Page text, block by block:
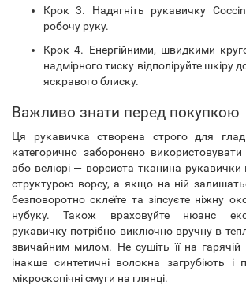
Крок 3. Надягніть рукавичку
робочу руку.
Крок 4. Енергійними, швидкими
надмірного тиску відполіруйте шкіру
яскравого блиску.
Важливо знати перед покупкою
Ця рукавичка створена строго для
категорично заборонено
або велюрі — ворсиста тканина рукавички
структурою ворсу, а якщо на ній
безповоротно склеїте та зіпсуєте ніжну
нубуку. Також враховуйте нюанс
рукавичку потрібно виключно вручну в
звичайним милом. Не сушіть її на гарячій
інакше синтетичні волокна загрубіють і
мікроскопічні смуги на глянці.